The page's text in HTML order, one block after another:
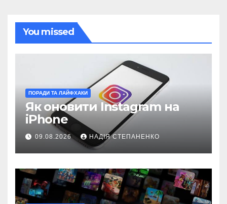
You missed
ПОРАДИ ТА ЛАЙФХАКИ
Як оновити Instagram на
iPhone
09.08.2026 НАДІЯ СТЕПАНЕНКО